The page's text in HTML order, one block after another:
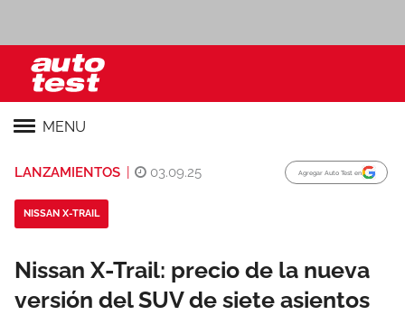
MENU
LANZAMIENTOS 03.09.25 Agregar Auto Test en
NISSAN X-TRAIL
Nissan X-Trail: precio de la nueva
versión del SUV de siete asientos